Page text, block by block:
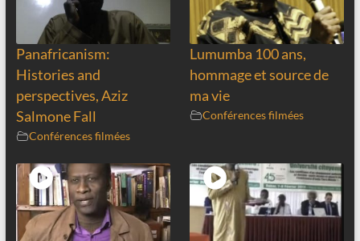
Panafricanism:
Histories and
perspectives, Aziz
Salmone Fall
Conférences filmées
Lumumba 100 ans,
hommage et source de
ma vie
Conférences filmées